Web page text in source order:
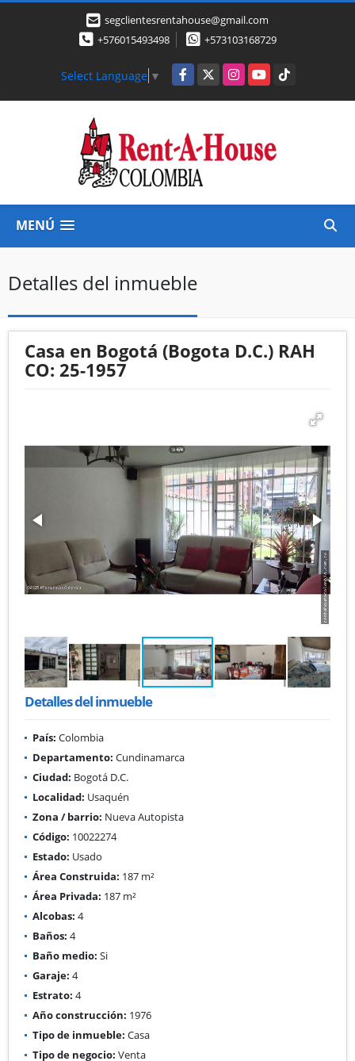
segclientesrentahouse@gmail.com
+576015493498
+573103168729
Select Language ▼ Facebook
X InstagramYouTubeTikTok
MENÚ
Detalles del inmueble
Casa en Bogotá (Bogota D.C.) RAH
CO: 25-1957
Detalles del inmueble
País: Colombia
Departamento: Cundinamarca
Ciudad: Bogotá D.C.
Localidad: Usaquén
Zona / barrio: Nueva Autopista
Código: 10022274
Estado: Usado
Área Construida: 187 m²
Área Privada: 187 m²
Alcobas: 4
Baños: 4
Baño medio: Si
Garaje: 4
Estrato: 4
Año construcción: 1976
Tipo de inmueble: Casa
Tipo de negocio: Venta